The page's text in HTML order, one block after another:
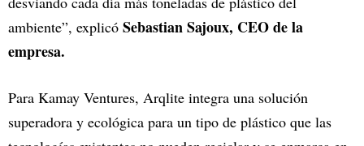
ambiente”, explicó Sebastian Sajoux, CEO de la
empresa.
Para Kamay Ventures, Arqlite integra una solución
superadora y ecológica para un tipo de plástico que las